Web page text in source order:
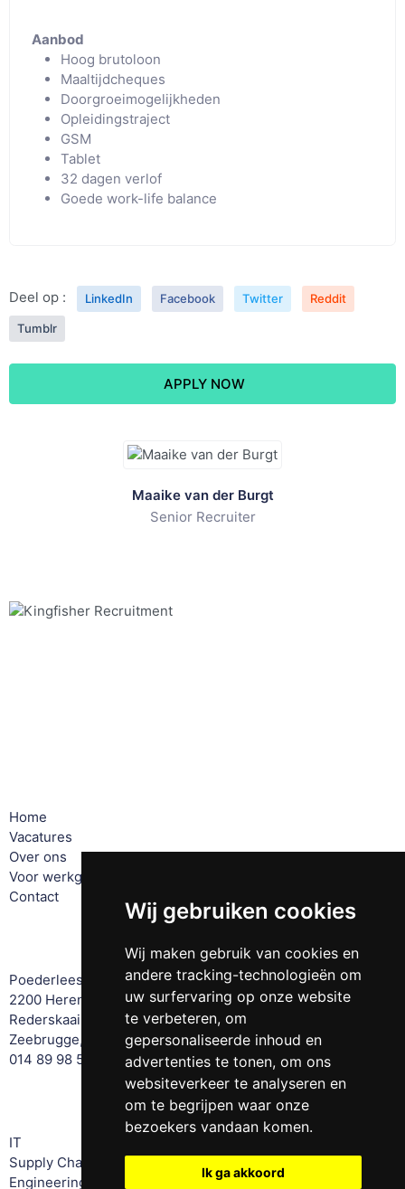
Wij gebruiken cookies
Wij maken gebruik van cookies en
andere tracking-technologieën om
uw surfervaring op onze website
te verbeteren, om
gepersonaliseerde inhoud en
advertenties te tonen, om ons
websiteverkeer te analyseren en
om te begrijpen waar onze
bezoekers vandaan komen.
Ik ga akkoord
Aanbod
Hoog brutoloon
Maaltijdcheques
Doorgroeimogelijkheden
Opleidingstraject
GSM
Tablet
32 dagen verlof
Goede work-life balance
Deel op : LinkedIn Facebook Twitter Reddit
Tumblr
APPLY NOW
Maaike van der Burgt
Senior Recruiter
Home
Vacatures
Over ons
Voor werkgevers
Contact
Poederleeseweg 131
2200 Herentals, Belgium
Rederskaai 42
Zeebrugge, Belgium
014 89 98 51
IT
Supply Chain
Engineering